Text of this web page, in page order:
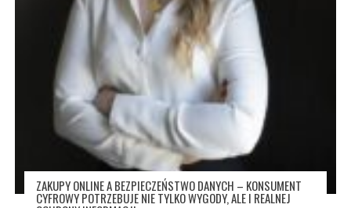
ZAKUPY ONLINE A BEZPIECZEŃSTWO DANYCH – KONSUMENT
CYFROWY POTRZEBUJE NIE TYLKO WYGODY, ALE I REALNEJ